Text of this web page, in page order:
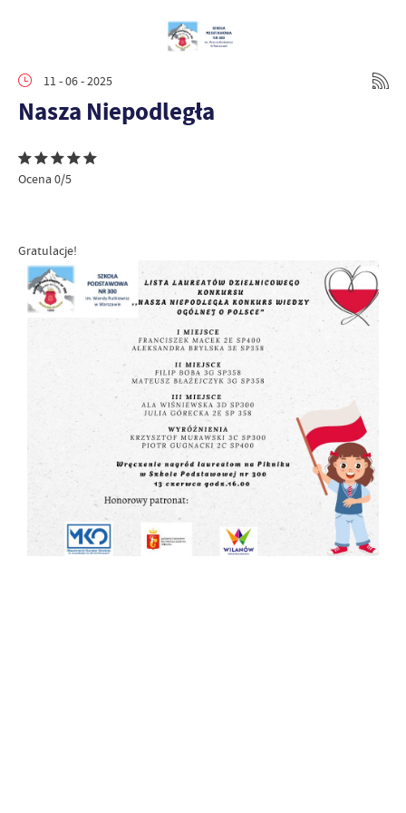
11 - 06 - 2025
Nasza Niepodległa
Ocena 0/5
Gratulacje!